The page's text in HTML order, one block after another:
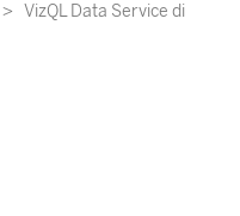
VizQL Data Service di